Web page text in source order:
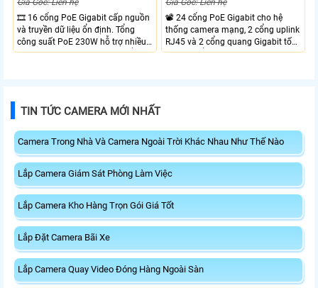
🎞 16 cổng PoE Gigabit cấp nguồn
và truyền dữ liệu ổn định. Tổng
công suất PoE 230W hỗ trợ nhiều
thiết bị cùng lúc. Tốc độ chuyển
📽 24 cổng PoE Gigabit cho hệ
thống camera mạng, 2 cổng uplink
RJ45 và 2 cổng quang Gigabit tốc
độ cao, Tổng công suất PoE 370W
TIN TỨC CAMERA MỚI NHẤT
Camera Trong Nhà Và Camera Ngoài Trời Khác Nhau Như Thế Nào
Lắp Camera Giám Sát Phòng Làm Việc
Lắp Camera Kho Hàng Trọn Gói Giá Tốt
Lắp Đặt Camera Bãi Xe
Lắp Camera Quay Video Đóng Hàng Ngoài Sàn